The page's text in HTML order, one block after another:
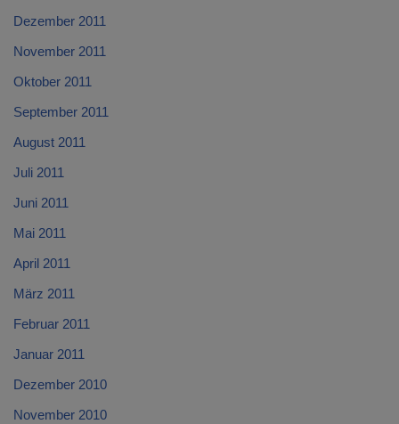
Dezember 2011
November 2011
Oktober 2011
September 2011
August 2011
Juli 2011
Juni 2011
Mai 2011
April 2011
März 2011
Februar 2011
Januar 2011
Dezember 2010
November 2010